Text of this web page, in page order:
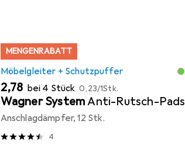
MENGENRABATT
Möbelgleiter + Schutzpuffer
EUR
2,78 bei 4 Stück EUR
0,23/1Stk.
Wagner SystemAnti-Rutsch-Pads
Anschlagdämpfer, 12 Stk.
4